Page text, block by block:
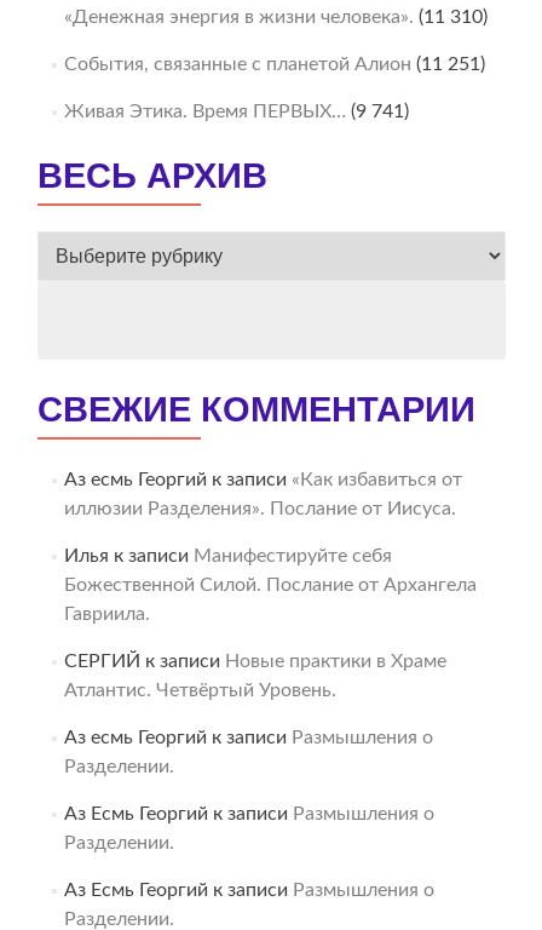
«Денежная энергия в жизни человека». (11 310)
События, связанные с планетой Алион (11 251)
Живая Этика. Время ПЕРВЫХ… (9 741)
ВЕСЬ АРХИВ
ВЕСЬ
СВЕЖИЕ КОММЕНТАРИИ
Аз есмь Георгий к записи «Как избавиться от
иллюзии Разделения». Послание от Иисуса.
Илья к записи Манифестируйте себя
Божественной Силой. Послание от Архангела
Гавриила.
СЕРГИЙ к записи Новые практики в Храме
Атлантис. Четвёртый Уровень.
Аз есмь Георгий к записи Размышления о
Разделении.
Аз Есмь Георгий к записи Размышления о
Разделении.
Аз Есмь Георгий к записи Размышления о
Разделении.